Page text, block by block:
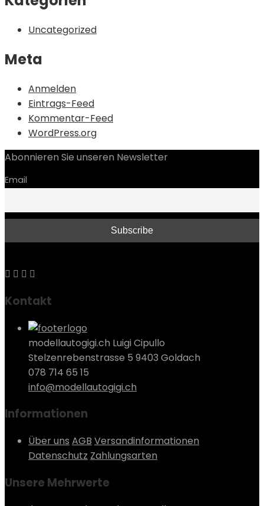
Uncategorized
Meta
Anmelden
Eintrags-Feed
Kommentar-Feed
WordPress.org
Abonnieren Sie unseren Newsletter
Email
Kontakt
modellautogigi.ch Luigi Cipullo
Stelzenrebenstrasse 5 9403 Goldach
078 714 65 15
info@modellautogigi.ch
Informationen
Über uns AGB Versandinformationen
Datenschutz Zahlungsarten
Unsere Mehrwerte